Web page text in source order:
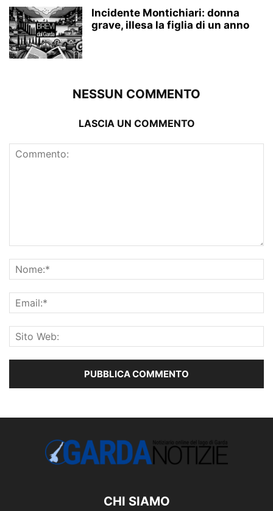
Incidente Montichiari: donna
grave, illesa la figlia di un anno
NESSUN COMMENTO
LASCIA UN COMMENTO
CHI SIAMO